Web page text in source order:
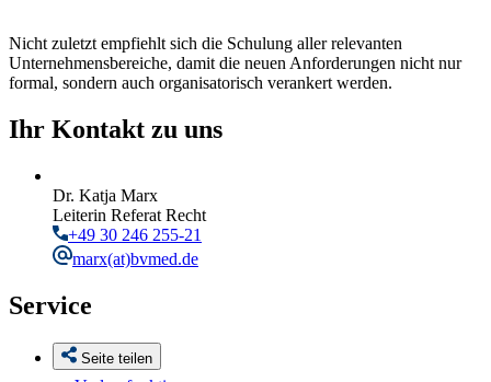
Nicht zuletzt empfiehlt sich die Schulung aller relevanten
Unternehmensbereiche, damit die neuen Anforderungen nicht nur
formal, sondern auch organisatorisch verankert werden.
Ihr Kontakt zu uns
Dr. Katja Marx
Leiterin Referat Recht
+49 30 246 255-21
marx(at)bvmed.de
Service
Seite teilen